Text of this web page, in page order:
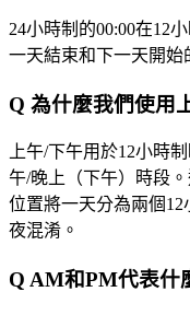
24小時制的00:00在12
一天結束和下一天開始
Q 為什麼我們使用
上午/下午用於12小時
午/晚上（下午）時段
位置將一天分為兩個
夜混淆。
Q AM和PM代表什